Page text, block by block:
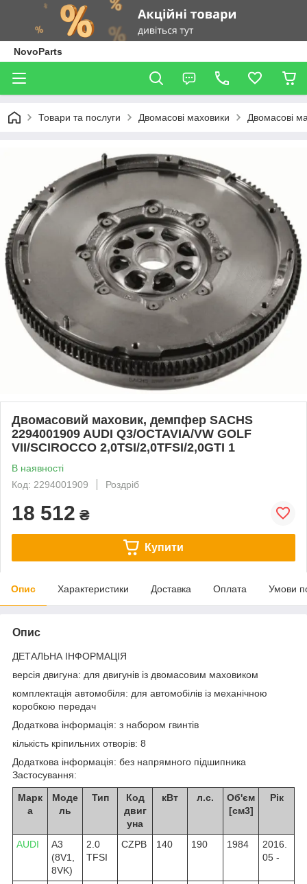
NovoParts
Товари та послуги Двомасові маховики Двомасові
Двомасовий маховик, демпфер SACHS
2294001909 AUDI Q3/OCTAVIA/VW GOLF
VII/SCIROCCO 2,0TSI/2,0TFSI/2,0GTI 1
В наявності
Код: 2294001909
Роздріб
18 512 ₴
Купити
Опис Характеристики Доставка Оплата Умови
Опис
ДЕТАЛЬНА ІНФОРМАЦІЯ
версія двигуна: для двигунів із двомасовим маховиком
комплектація автомобіля: для автомобілів із механічною
коробкою передач
Додаткова інформація: з набором гвинтів
кількість кріпильних отворів: 8
Додаткова інформація: без напрямного підшипника
Застосування:
Марк
а
Моде
ль
Тип
Код
двиг
уна
кВт л.с.
Об'єм
[см3]
Рік
AUDI
A3
(8V1,
8VK)
2.0
TFSI
CZPB 140 190 1984
2016.
05 -